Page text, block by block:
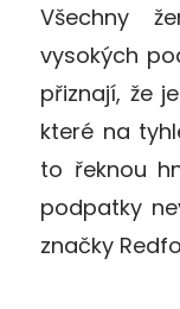
Všechny
vysokých
přiznají, že
které na
to řeknou
podpatky
značky